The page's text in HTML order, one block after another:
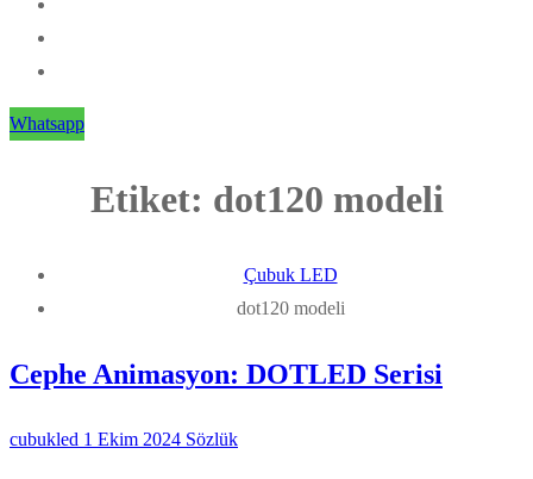
Whatsapp
Etiket: dot120 modeli
Çubuk LED
dot120 modeli
Cephe Animasyon: DOTLED Serisi
cubukled 1 Ekim 2024 Sözlük